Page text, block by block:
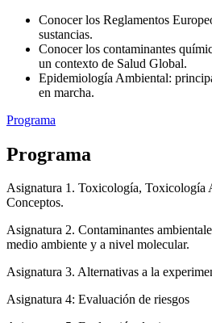
Conocer los Reglamentos
sustancias.
Conocer los contaminantes
un contexto de Salud Global.
Epidemiología Ambiental:
en marcha.
Programa
Programa
Asignatura 1. Toxicología, Toxicología
Conceptos.
Asignatura 2. Contaminantes
medio ambiente y a nivel molecular.
Asignatura 3. Alternativas a la
Asignatura 4: Evaluación de riesgos